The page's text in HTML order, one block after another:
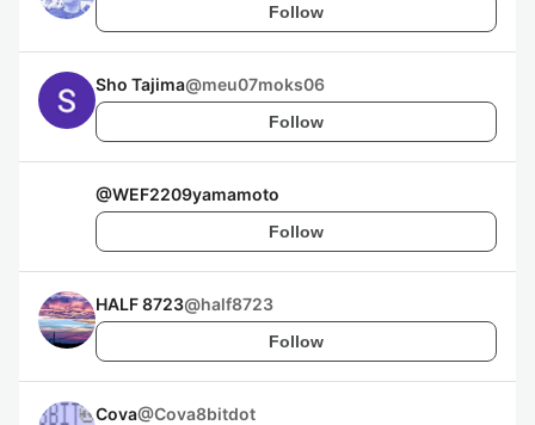
Follow
Sho Tajima@meu07moks06
Follow
@WEF2209yamamoto
Follow
HALF 8723@half8723
Follow
Cova@Cova8bitdot